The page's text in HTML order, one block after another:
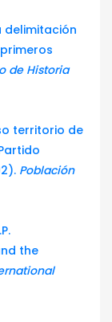
delimitación
de Historia
territorio de
Población
the